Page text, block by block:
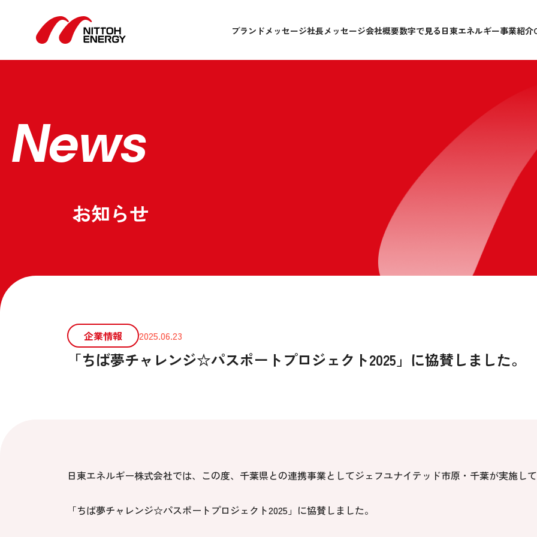
ブランドメッセージ社長メッセージ会社概要数字で見る日東エネルギー事業紹介
News
お知らせ
企業情報 2025.06.23
「ちば夢チャレンジ☆パスポートプロジェクト2025」に協賛しました。
日東エネルギー株式会社では、この度、千葉県との連携事業としてジェフユナイテッド市原・千葉が実施し
「ちば夢チャレンジ☆パスポートプロジェクト2025」に協賛しました。